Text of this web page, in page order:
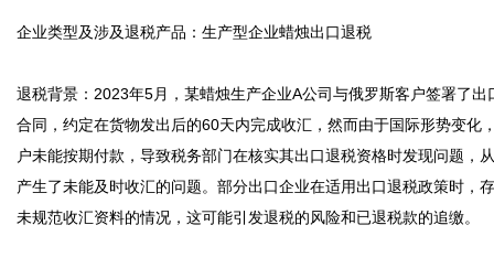
企业类型及涉及退税产品：生产型企业蜡烛出口退税
退税背景：2023年5月，某蜡烛生产企业A公司与俄罗斯客户签署了出
合同，约定在货物发出后的60天内完成收汇，然而由于国际形势变化
户未能按期付款，导致税务部门在核实其出口退税资格时发现问题，
产生了未能及时收汇的问题。部分出口企业在适用出口退税政策时，
未规范收汇资料的情况，这可能引发退税的风险和已退税款的追缴。